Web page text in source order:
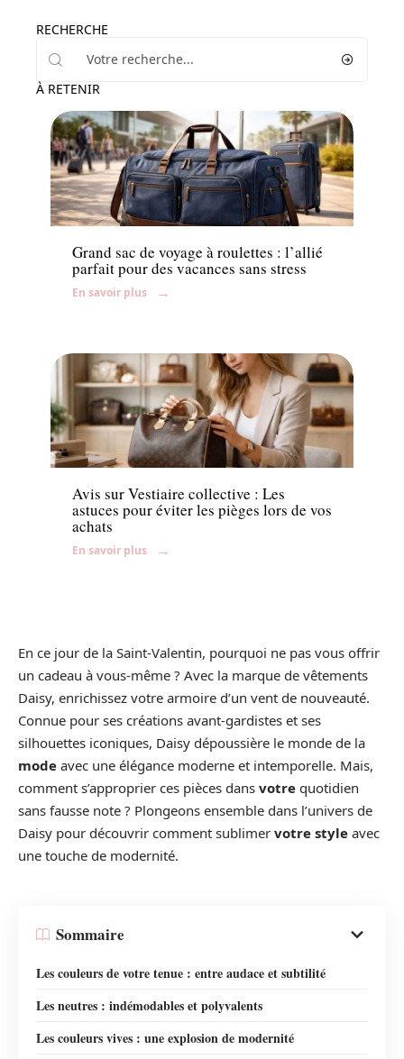
RECHERCHE
À RETENIR
Accessoires
Grand sac de voyage à roulettes : l’allié
parfait pour des vacances sans stress
En savoir plus
Shopping
Avis sur Vestiaire collective : Les
astuces pour éviter les pièges lors de vos
achats
En savoir plus
En ce jour de la Saint-Valentin, pourquoi ne pas vous offrir
un cadeau à vous-même ? Avec la marque de vêtements
Daisy, enrichissez votre armoire d’un vent de nouveauté.
Connue pour ses créations avant-gardistes et ses
silhouettes iconiques, Daisy dépoussière le monde de la
mode avec une élégance moderne et intemporelle. Mais,
comment s’approprier ces pièces dans votre quotidien
sans fausse note ? Plongeons ensemble dans l’univers de
Daisy pour découvrir comment sublimer votre style avec
une touche de modernité.
Sommaire
Les couleurs de votre tenue : entre audace et subtilité
Les neutres : indémodables et polyvalents
Les couleurs vives : une explosion de modernité